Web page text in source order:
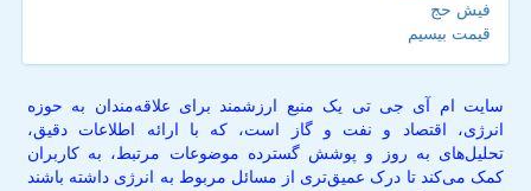
فیش حج
قیمت بیسیم
سایت ام آی جی تی یک منبع ارزشمند برای علاقه‌مندان به حوزه
انرژی، اقتصاد و نفت و گاز است، که با ارائه اطلاعات دقیق،
تحلیل‌های به روز و پوشش گسترده موضوعات مرتبط، به کاربران
کمک می‌کند تا درک عمیق‌تری از مسائل مربوط به انرژی داشته باشند